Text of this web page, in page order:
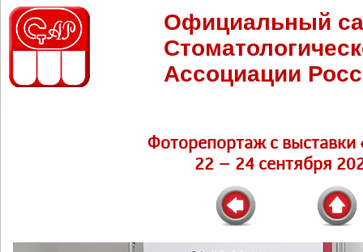
Официальный
Ассоциации
Фоторепортаж c выставки
22 – 24 сентября